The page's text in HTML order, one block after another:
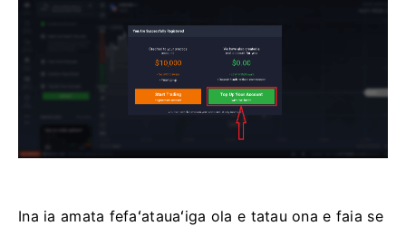
Ina ia amata fefaʻatauaʻiga ola e tatau ona e faia se